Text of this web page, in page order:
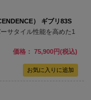
） ギブリ83S
サタイル性能を高めた1
価格： 75,900円(税込)